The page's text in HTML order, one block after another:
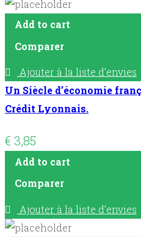
Add to cart
Comparer
Ajouter à la liste d’envies
Un Siècle d’économie
Crédit Lyonnais.
€ 3,85
Add to cart
Comparer
Ajouter à la liste d’envies